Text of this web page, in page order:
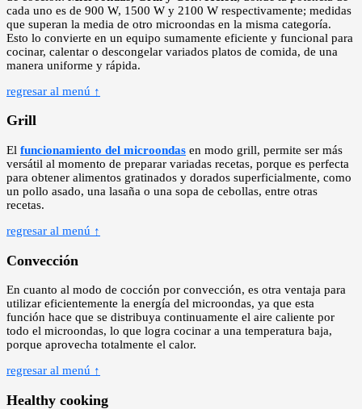
cada uno es de 900 W, 1500 W y 2100 W respectivamente; medidas
que superan la media de otro microondas en la misma categoría.
Esto lo convierte en un equipo sumamente eficiente y funcional para
cocinar, calentar o descongelar variados platos de comida, de una
manera uniforme y rápida.
regresar al menú ↑
Grill
El funcionamiento del microondas en modo grill, permite ser más
versátil al momento de preparar variadas recetas, porque es perfecta
para obtener alimentos gratinados y dorados superficialmente, como
un pollo asado, una lasaña o una sopa de cebollas, entre otras
recetas.
regresar al menú ↑
Convección
En cuanto al modo de cocción por convección, es otra ventaja para
utilizar eficientemente la energía del microondas, ya que esta
función hace que se distribuya continuamente el aire caliente por
todo el microondas, lo que logra cocinar a una temperatura baja,
porque aprovecha totalmente el calor.
regresar al menú ↑
Healthy cooking